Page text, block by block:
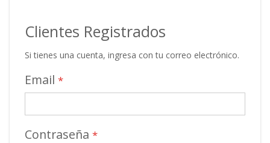
Clientes Registrados
Si tienes una cuenta, ingresa con tu correo electrónico.
Email
Contraseña